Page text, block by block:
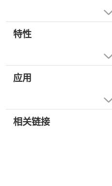
特性
应用
相关链接